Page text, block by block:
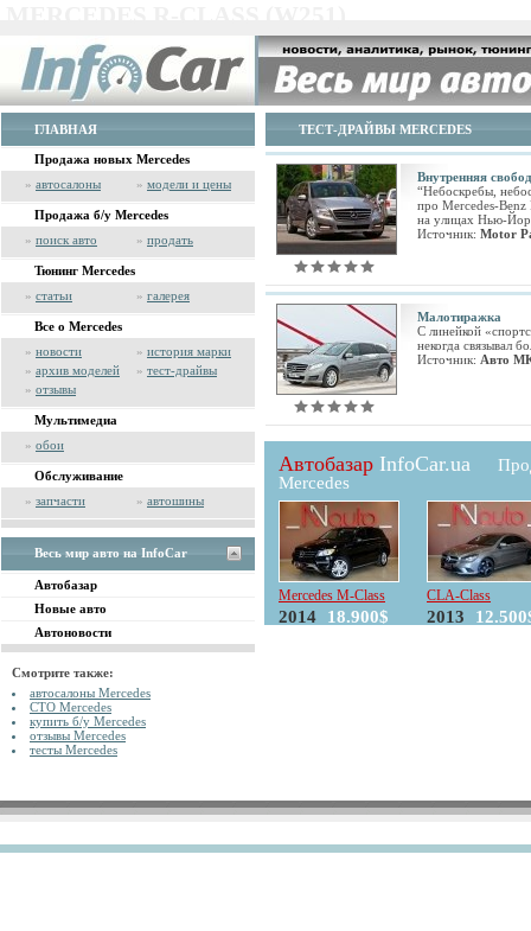
ГЛАВНАЯ
Продажа новых Mercedes
» автосалоны » модели и цены
Продажа б/у Mercedes
» поиск авто » продать
Тюнинг Mercedes
» статьи » галерея
Все о Mercedes
» новости » история марки
» архив моделей » тест-драйвы
» отзывы
Мультимедиа
» обои
Обслуживание
» запчасти » автошины
Весь мир авто на InfoCar
Автобазар
Новые авто
Автоновости
Смотрите также:
автосалоны Mercedes
СТО Mercedes
купить б/у Mercedes
отзывы Mercedes
тесты Mercedes
ТЕСТ-ДРАЙВЫ MERCEDES
Внутренняя
“Небоскребы,
про Mercedes-Benz
на улицах Нью-
Источник: Motor
Малотиражка
С линейкой
некогда связывал
Источник: Авто
Автобазар InfoCar.ua
Mercedes
Mercedes M-Class
2014 18.900$
CLA-Class
2013